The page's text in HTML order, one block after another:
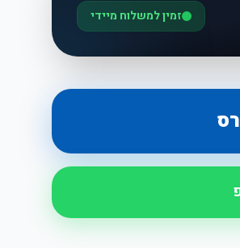
זמין למשלוח מיידי